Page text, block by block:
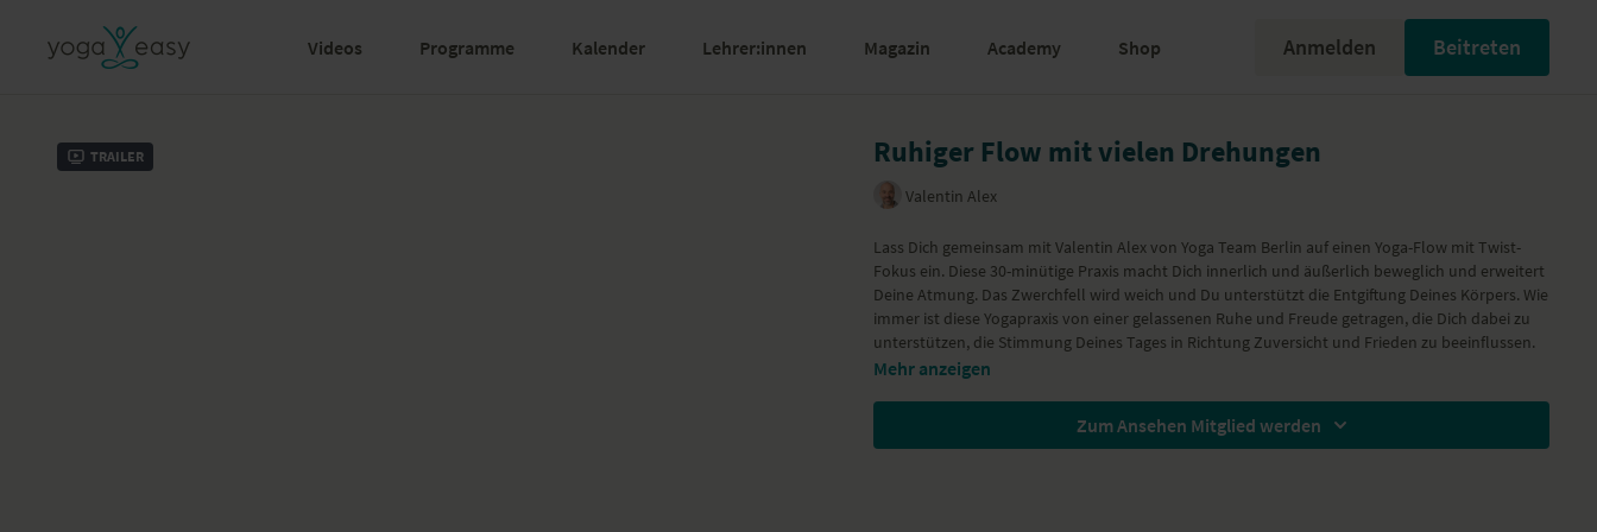
Videos Programme Kalender Lehrer:innen Magazin Academy Shop Anmelden Beitreten
Trailer Ruhiger Flow mit vielen Drehungen
Valentin Alex
Lass Dich gemeinsam mit Valentin Alex von Yoga Team Berlin auf einen Yoga-Flow mit Twist-
Fokus ein. Diese 30-minütige Praxis macht Dich innerlich und äußerlich beweglich und erweitert
Deine Atmung. Das Zwerchfell wird weich und Du unterstützt die Entgiftung Deines Körpers. Wie
immer ist diese Yogapraxis von einer gelassenen Ruhe und Freude getragen, die Dich dabei zu
unterstützen, die Stimmung Deines Tages in Richtung Zuversicht und Frieden zu beeinflussen.
Mehr anzeigen
Zum Ansehen Mitglied werden